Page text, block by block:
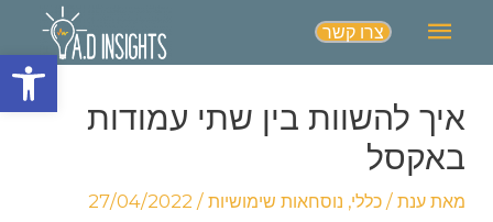
פתח
תפריטצרו קשר
איך להשוות בין שתי עמודות
באקסל
מאתענת/כללי, נוסחאות שימושיות /
27/04/2022